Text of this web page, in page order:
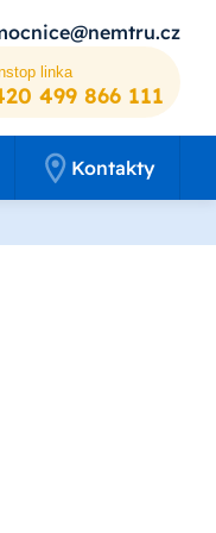
linka
499 8­66 111
Kontakty